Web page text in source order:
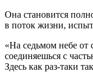
Она становится
в поток жизни,
«На седьмом небе от
соединяешься с
Здесь как раз-таки